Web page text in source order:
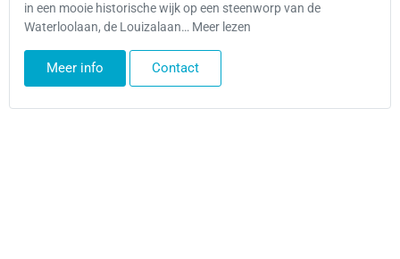
in een mooie historische wijk op een steenworp van de
Waterloolaan, de Louizalaan… Meer lezen
Meer info Contact